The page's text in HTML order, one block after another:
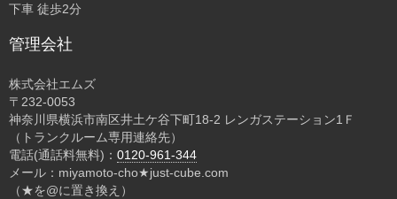
下車 徒歩2分
管理会社
株式会社エムズ
〒232-0053
神奈川県横浜市南区井土ケ谷下町18-2 レンガステーション1Ｆ
（トランクルーム専用連絡先）
電話(通話料無料)： 0120-961-344
メール：miyamoto-cho★just-cube.com
（★を@に置き換え）